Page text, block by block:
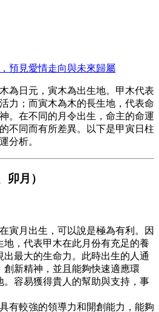
預見愛情走向與未來歸屬
為日元，寅木為出生地。甲木代表
力；而寅木為木的長生地，代表命
。在不同的月令出生，命主的命運
不同而有所差異。以下是甲寅日柱
分析。
卯月）
寅月出生，可以說是極為有利。因
地，代表甲木在此月份有充足的養
出最大的生命力。此時出生的人通
創新精神，並且能夠快速適應環
。容易獲得貴人的幫助與支持，事
有較強的領導力和開創能力，能夠